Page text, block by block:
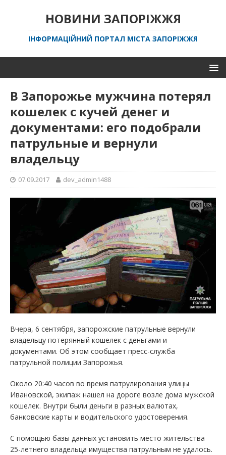
НОВИНИ ЗАПОРІЖЖЯ
ІНФОРМАЦІЙНИЙ ПОРТАЛ МІСТА ЗАПОРІЖЖЯ
В Запорожье мужчина потерял
кошелек с кучей денег и
документами: его подобрали
патрульные и вернули
владельцу
07.09.2017 dev_admin1488
Вчера, 6 сентября, запорожские патрульные вернули
владельцу потерянный кошелек с деньгами и
документами. Об этом сообщает пресс-служба
патрульной полиции Запорожья.
Около 20:40 часов во время патрулирования улицы
Ивановской, экипаж нашел на дороге возле дома мужской
кошелек. Внутри были деньги в разных валютах,
банковские карты и водительского удостоверения.
С помощью базы данных установить место жительства
25-летнего владельца имущества патрульным не удалось.